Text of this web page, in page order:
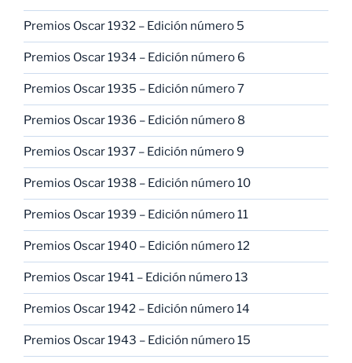
Premios Oscar 1932 – Edición número 5
Premios Oscar 1934 – Edición número 6
Premios Oscar 1935 – Edición número 7
Premios Oscar 1936 – Edición número 8
Premios Oscar 1937 – Edición número 9
Premios Oscar 1938 – Edición número 10
Premios Oscar 1939 – Edición número 11
Premios Oscar 1940 – Edición número 12
Premios Oscar 1941 – Edición número 13
Premios Oscar 1942 – Edición número 14
Premios Oscar 1943 – Edición número 15